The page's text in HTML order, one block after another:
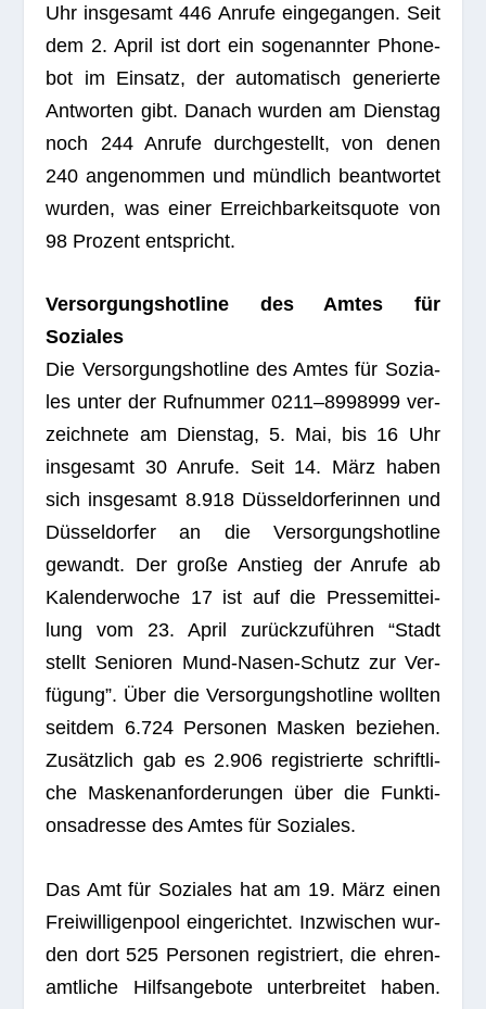
Uhr ins­ge­samt 446 Anrufe ein­ge­gan­gen. Seit
dem 2. April ist dort ein soge­nann­ter Phone­
bot im Ein­satz, der auto­ma­tisch gene­rierte
Ant­wor­ten gibt. Danach wur­den am Diens­tag
noch 244 Anrufe durch­ge­stellt, von denen
240 ange­nom­men und münd­lich beant­wor­tet
wur­den, was einer Erreich­bar­keits­quote von
98 Pro­zent entspricht.
Ver­sor­gungs­hot­line des Amtes für
Soziales
Die Ver­sor­gungs­hot­line des Amtes für Sozia­
les unter der Ruf­num­mer 0211–8998999 ver­
zeich­nete am Diens­tag, 5. Mai, bis 16 Uhr
ins­ge­samt 30 Anrufe. Seit 14. März haben
sich ins­ge­samt 8.918 Düs­sel­dor­fe­rin­nen und
Düs­sel­dor­fer an die Ver­sor­gungs­hot­line
gewandt. Der große Anstieg der Anrufe ab
Kalen­der­wo­che 17 ist auf die Pres­se­mit­tei­
lung vom 23. April zurück­zu­füh­ren “Stadt
stellt Senio­ren Mund-Nasen-Schutz zur Ver­
fü­gung”. Über die Ver­sor­gungs­hot­line woll­ten
seit­dem 6.724 Per­so­nen Mas­ken bezie­hen.
Zusätz­lich gab es 2.906 regis­trierte schrift­li­
che Mas­ken­an­for­de­run­gen über die Funk­ti­
ons­adresse des Amtes für Soziales.
Das Amt für Sozia­les hat am 19. März einen
Frei­wil­li­gen­pool ein­ge­rich­tet. Inzwi­schen wur­
den dort 525 Per­so­nen regis­triert, die ehren­
amt­li­che Hilfs­an­ge­bote unter­brei­tet haben.